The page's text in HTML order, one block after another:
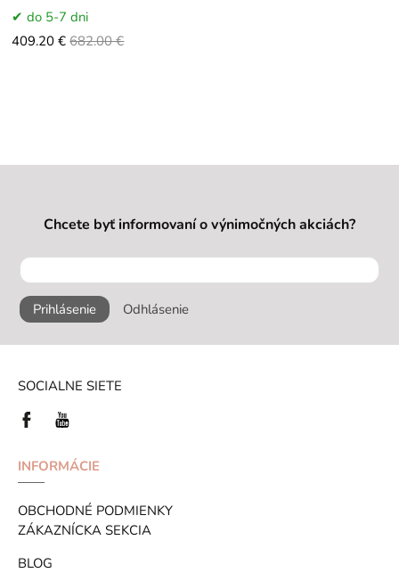
ručne vyrobený diel z 100 %
do 5-7 dni
409.20 € 682.00 €
Chcete byť informovaní o výnimočných akciách?
Prihlásenie Odhlásenie
SOCIALNE SIETE
INFORMÁCIE
OBCHODNÉ PODMIENKY
ZÁKAZNÍCKA SEKCIA
BLOG